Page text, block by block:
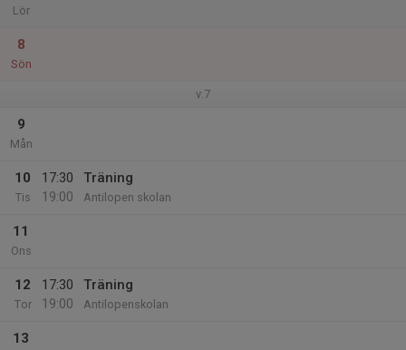
Lör
8
Sön
v.7
9
Mån
10
Tis
17:30
19:00
Träning
Antilopen skolan
11
Ons
12
Tor
17:30
19:00
Träning
Antilopenskolan
13